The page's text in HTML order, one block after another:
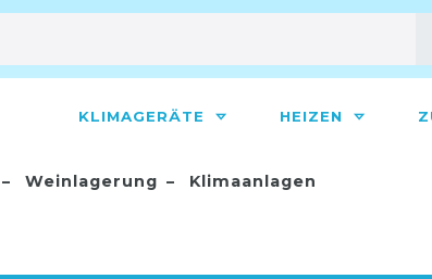
KLIMAGERÄTE HEIZEN
Weinlagerung Klimaanlagen